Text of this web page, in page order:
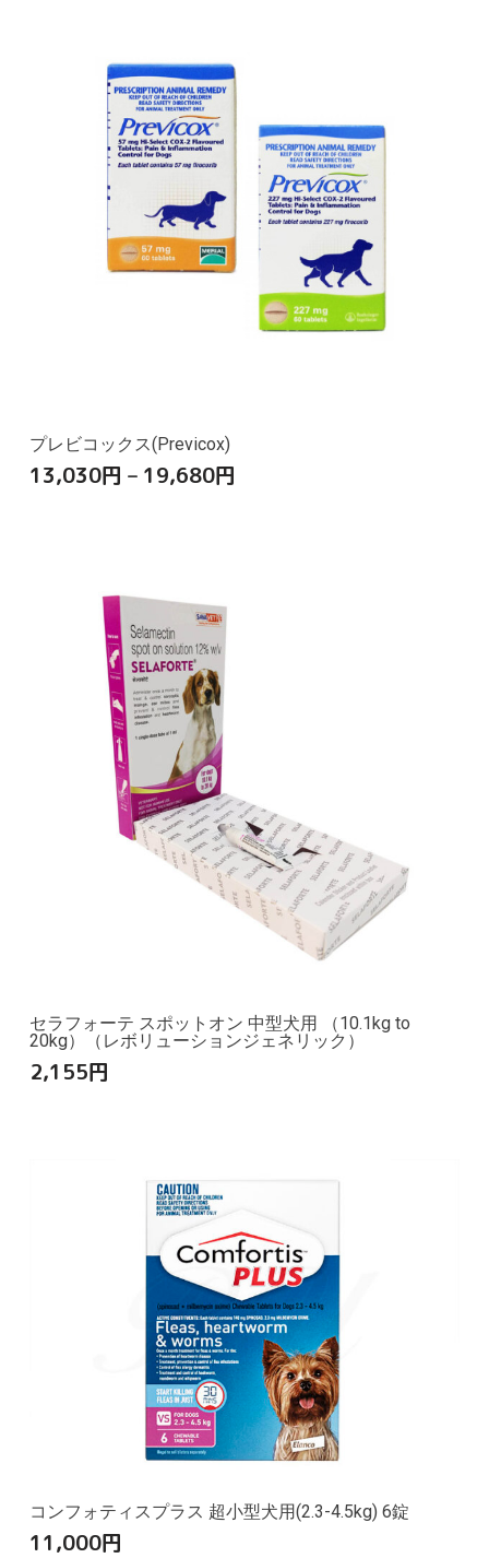
プレビコックス(Previcox)
13,030円 – 19,680円
セラフォーテ スポットオン 中型犬用 （10.1kg to
20kg）（レボリューションジェネリック）
2,155円
コンフォティスプラス 超小型犬用(2.3-4.5kg) 6錠
11,000円